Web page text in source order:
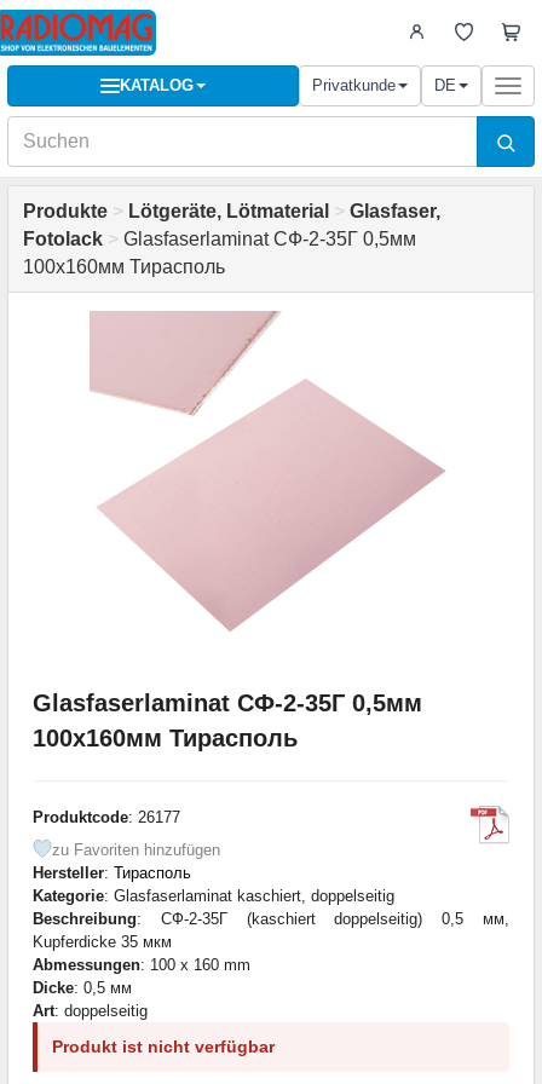
KATALOG Privatkunde DE
Produkte > Lötgeräte, Lötmaterial > Glasfaser,
Fotolack > Glasfaserlaminat СФ-2-35Г 0,5мм
100x160мм Тирасполь
Glasfaserlaminat СФ-2-35Г 0,5мм
100x160мм Тирасполь
Produktcode: 26177
zu Favoriten hinzufügen
Hersteller: Тирасполь
Kategorie: Glasfaserlaminat kaschiert, doppelseitig
Beschreibung: СФ-2-35Г (kaschiert doppelseitig) 0,5 мм,
Kupferdicke 35 мкм
Abmessungen: 100 x 160 mm
Dicke: 0,5 мм
Art: doppelseitig
Produkt ist nicht verfügbar